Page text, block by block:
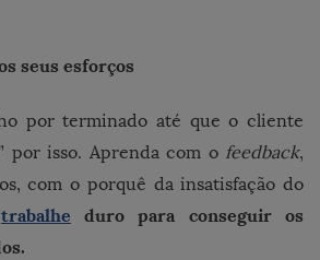
seus esforços
por terminado até que o cliente
por isso. Aprenda com o feedback,
com o porquê da insatisfação do
trabalhe duro para conseguir os